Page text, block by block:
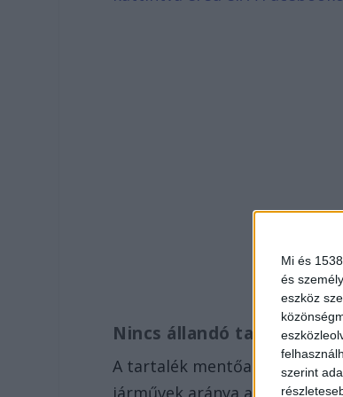
Mi és
és
eszköz
szerint
Nincs állandó
A tartalék mentőautók
járművek aránya a